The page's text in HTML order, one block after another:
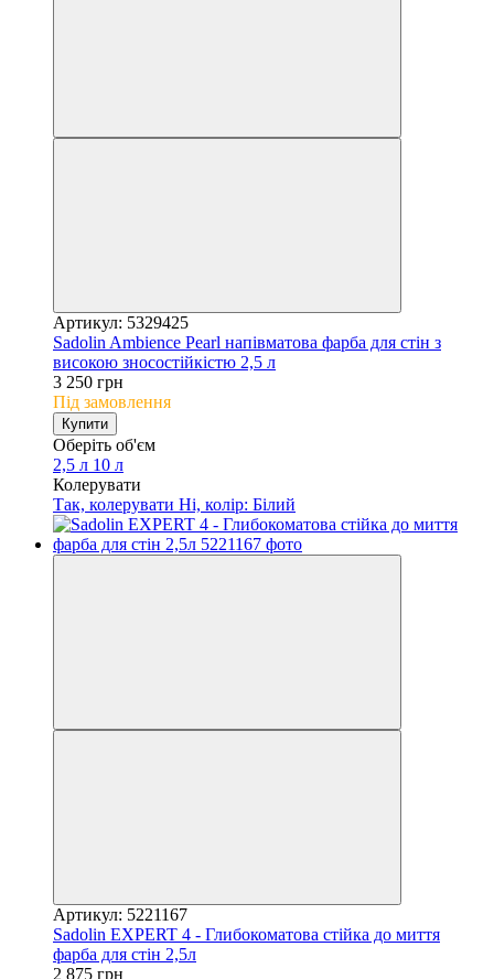
Артикул: 5329425
Sadolin Ambience Pearl напівматова фарба для стін з
високою зносостійкістю 2,5 л
3 250 грн
Під замовлення
Купити
Оберіть об'єм
2,5 л 10 л
Колерувати
Так, колерувати Ні, колір: Білий
Артикул: 5221167
Sadolin EXPERT 4 - Глибокоматова стійка до миття
фарба для стін 2,5л
2 875 грн